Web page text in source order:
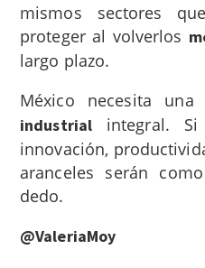
mismos sectores
proteger al volverlos
largo plazo.
México necesita
industrial integral.
innovación,
aranceles serán
dedo.
@ValeriaMoy